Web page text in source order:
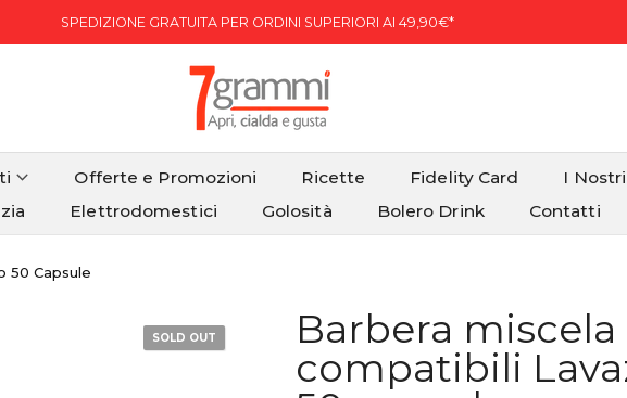
SPEDIZIONE GRATUITA PER ORDINI SUPERIORI AI 49,90€*
Offerte e Promozioni Ricette Fidelity Card I
Elettrodomestici Golosità Bolero Drink Contatti
50 Capsule
SOLD OUT
Barbera
compatibili